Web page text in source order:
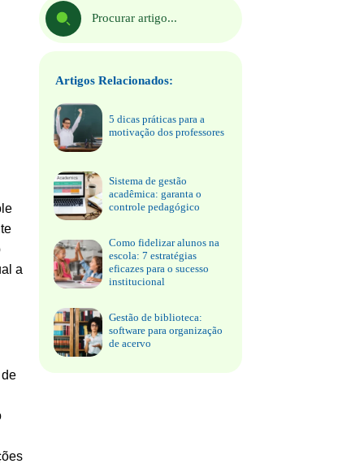
a
Artigos Relacionados:
5 dicas práticas para a
motivação dos professores
Sistema de gestão
acadêmica: garanta o
controle pedagógico
Como fidelizar alunos na
escola: 7 estratégias
eficazes para o sucesso
institucional
Gestão de biblioteca:
software para organização
de acervo